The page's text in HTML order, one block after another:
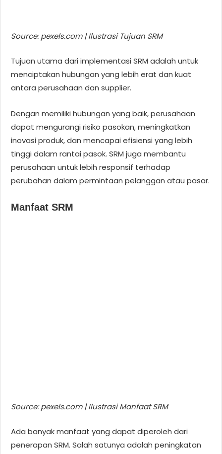
Source: pexels.com | Ilustrasi Tujuan SRM
Tujuan utama dari implementasi SRM adalah untuk
menciptakan hubungan yang lebih erat dan kuat
antara perusahaan dan supplier.
Dengan memiliki hubungan yang baik, perusahaan
dapat mengurangi risiko pasokan, meningkatkan
inovasi produk, dan mencapai efisiensi yang lebih
tinggi dalam rantai pasok. SRM juga membantu
perusahaan untuk lebih responsif terhadap
perubahan dalam permintaan pelanggan atau pasar.
Manfaat SRM
Source: pexels.com | Ilustrasi Manfaat SRM
Ada banyak manfaat yang dapat diperoleh dari
penerapan SRM. Salah satunya adalah peningkatan